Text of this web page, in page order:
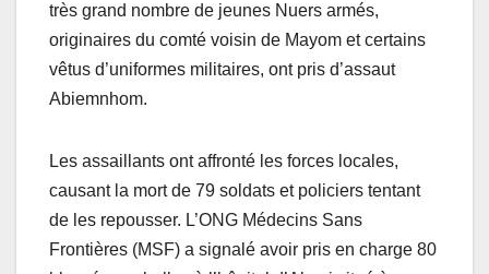
très grand nombre de jeunes Nuers armés,
originaires du comté voisin de Mayom et certains
vêtus d’uniformes militaires, ont pris d’assaut
Abiemnhom.
Les assaillants ont affronté les forces locales,
causant la mort de 79 soldats et policiers tentant
de les repousser. L’ONG Médecins Sans
Frontières (MSF) a signalé avoir pris en charge 80